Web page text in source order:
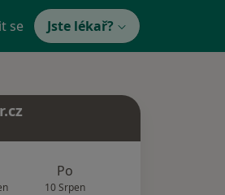
se Jste lékař?
Po
10 Srpen